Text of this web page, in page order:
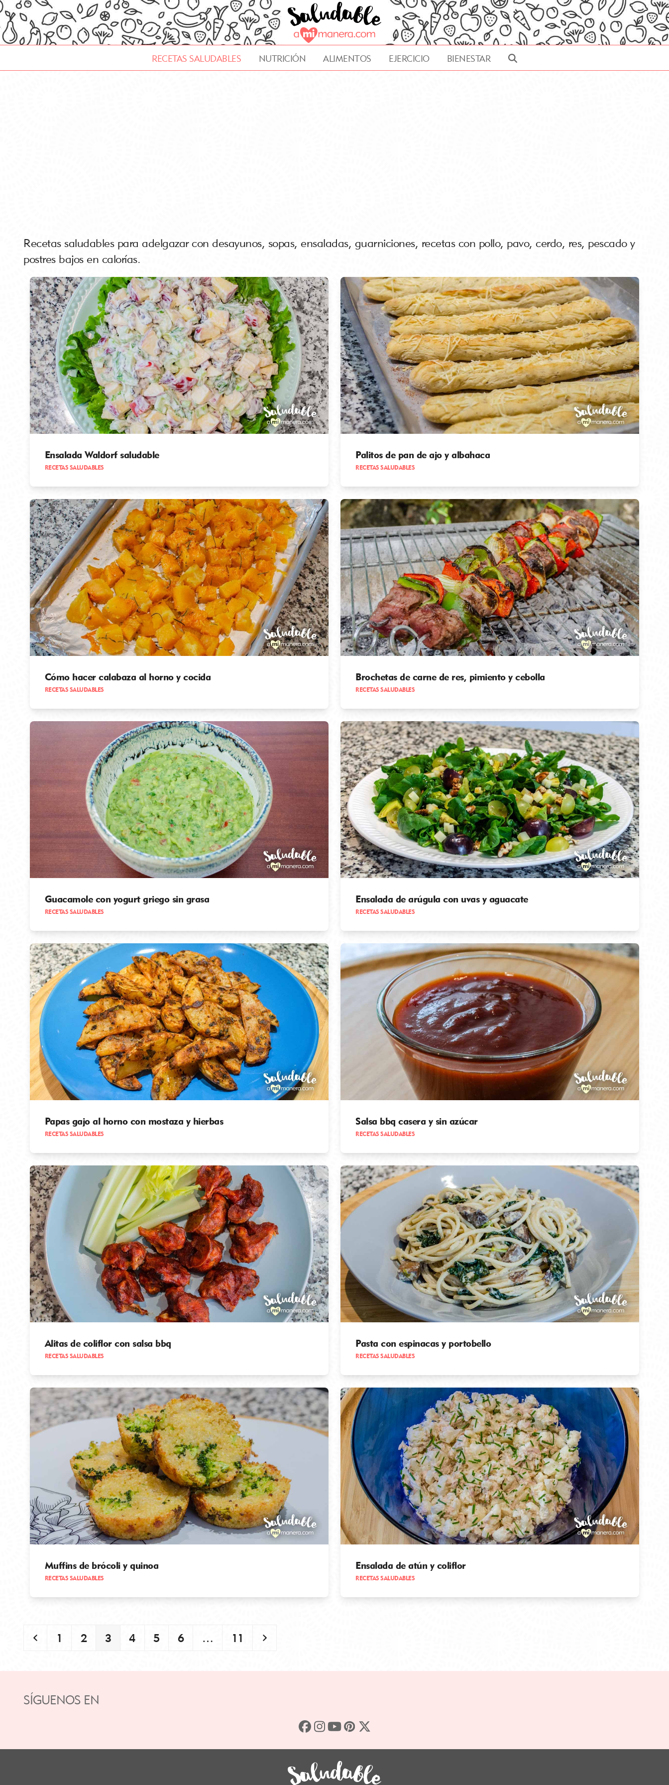
Skip
to
content
RECETAS SALUDABLES NUTRICIÓN ALIMENTOS EJERCICIO BIENESTAR
Recetas saludables para adelgazar con desayunos, sopas, ensaladas, guarniciones, recetas con pollo, pavo, cerdo, res, pescado y
postres bajos en calorías.
Ensalada Waldorf saludable
RECETAS SALUDABLES
Palitos de pan de ajo y albahaca
RECETAS SALUDABLES
Cómo hacer calabaza al horno y cocida
RECETAS SALUDABLES
Brochetas de carne de res, pimiento y cebolla
RECETAS SALUDABLES
Guacamole con yogurt griego sin grasa
RECETAS SALUDABLES
Ensalada de arúgula con uvas y aguacate
RECETAS SALUDABLES
Papas gajo al horno con mostaza y hierbas
RECETAS SALUDABLES
Salsa bbq casera y sin azúcar
RECETAS SALUDABLES
Alitas de coliflor con salsa bbq
RECETAS SALUDABLES
Pasta con espinacas y portobello
RECETAS SALUDABLES
Muffins de brócoli y quinoa
RECETAS SALUDABLES
Ensalada de atún y coliflor
RECETAS SALUDABLES
Anterior
Page
1 Page
2 Page
3 Page
4 Page
5 Page
6 … Page
11 Siguiente
SÍGUENOS EN
FACEBOOK
INSTAGRAM
YOUTUBE
PINTEREST
TWITTER